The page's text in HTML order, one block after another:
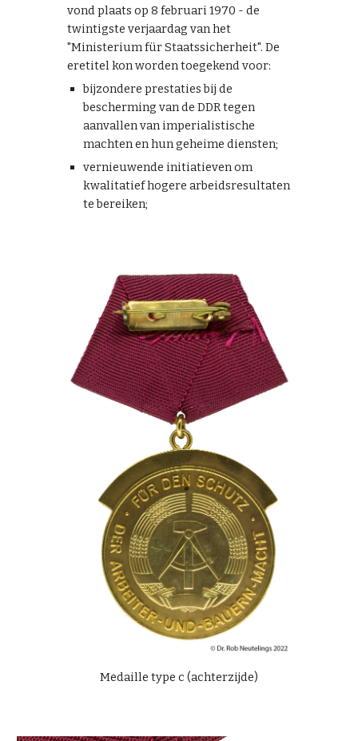
vond plaats op 8 februari 1970 - de
twintigste verjaardag van het
"Ministerium für Staatssicherheit". De
eretitel kon worden toegekend voor:
bijzondere prestaties bij de
bescherming van de DDR tegen
aanvallen van imperialistische
machten en hun geheime diensten;
vernieuwende initiatieven om
kwalitatief hogere arbeidsresultaten
te bereiken;
Medaille type c (achterzijde)